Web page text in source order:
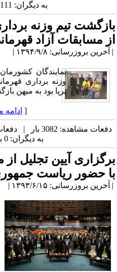
به دیگران: 111 بار |
بازگشت تیم وزنه
از مسابقات آزاد
| آخرین بروزرسانی: ۱۳۹۴/۹/۸ |
نمایندگان
وزنه برداری
برپا بود به میهن
[
به دیگران: 0 بار |
برگزاری آیین تجلیل
با حضور ریاست
| آخرین بروزرسانی: ۱۳۹۳/۶/۱۵ |